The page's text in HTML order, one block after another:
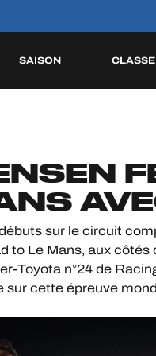
SAISON
sur le circuit
to Le Mans, aux
Toyota n°24 de
cette épreuve